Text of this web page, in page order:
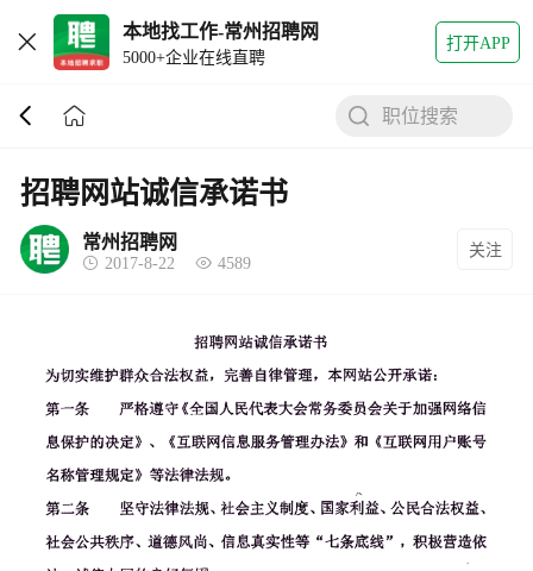
本地找工作-常州招聘网
5000+企业在线直聘
打开APP
职位搜索
招聘网站诚信承诺书
常州招聘网
2017-8-22 4589
关注